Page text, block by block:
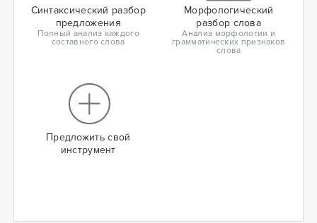
Синтаксический разбор
предложения
Полный анализ каждого
составного слова
Морфологический
разбор слова
Анализ морфологии и
грамматических признаков
слова
Предложить свой
инструмент